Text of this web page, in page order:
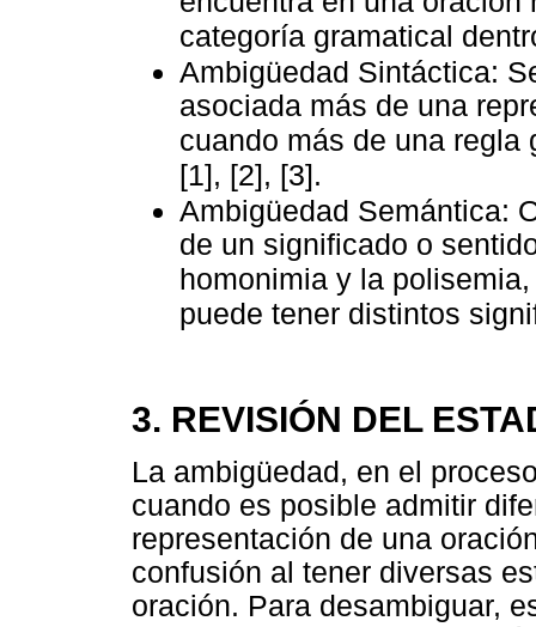
categoría gramatical
Ambigüedad Sintáctica:
asociada más de una
cuando más de una regla
[1], [2], [3].
Ambigüedad Semántica:
de un significado o
homonimia y la
puede tener distintos
3. REVISIÓN DEL
La ambigüedad, en el
cuando es posible admitir
representación de una
confusión al tener diversas
oración. Para desambiguar,